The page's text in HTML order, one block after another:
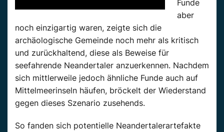
Funde
aber
noch einzigartig waren, zeigte sich die
archäologische Gemeinde noch mehr als kritisch
und zurückhaltend, diese als Beweise für
seefahrende Neandertaler anzuerkennen. Nachdem
sich mittlerweile jedoch ähnliche Funde auch auf
Mittelmeerinseln häufen, bröckelt der Wiederstand
gegen dieses Szenario zusehends.
So fanden sich potentielle Neandertalerartefakte